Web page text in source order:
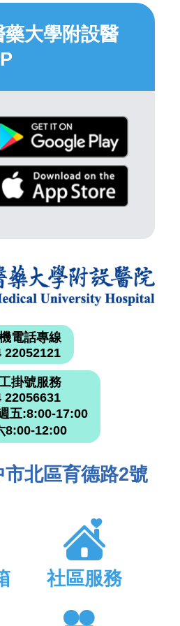
藥大學附設醫
電話專線
22052121
掛號服務
22056631
五:8:00-17:00
8:00-12:00
北區育德路2號
社區服務